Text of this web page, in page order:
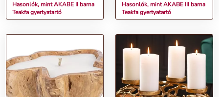
Hasonlók, mint AKABE II barna
Teakfa gyertyatartó
Hasonlók, mint AKABE III barna
Teakfa gyertyatartó